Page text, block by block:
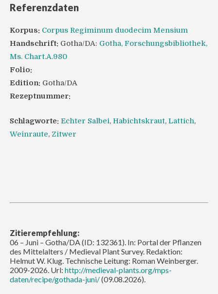
Referenzdaten
Korpus: Corpus Regiminum duodecim Mensium
Handschrift: Gotha/DA: Gotha, Forschungsbibliothek,
Ms. Chart.A.980
Folio:
Edition: Gotha/DA
Rezeptnummer:
Schlagworte: Echter Salbei, Habichtskraut, Lattich,
Weinraute, Zitwer
Zitierempfehlung:
06 – Juni – Gotha/DA (ID: 132361). In: Portal der Pflanzen
des Mittelalters / Medieval Plant Survey. Redaktion:
Helmut W. Klug. Technische Leitung: Roman Weinberger.
2009-2026. Url: http://medieval-plants.org/mps-
daten/recipe/gothada-juni/(09.08.2026).